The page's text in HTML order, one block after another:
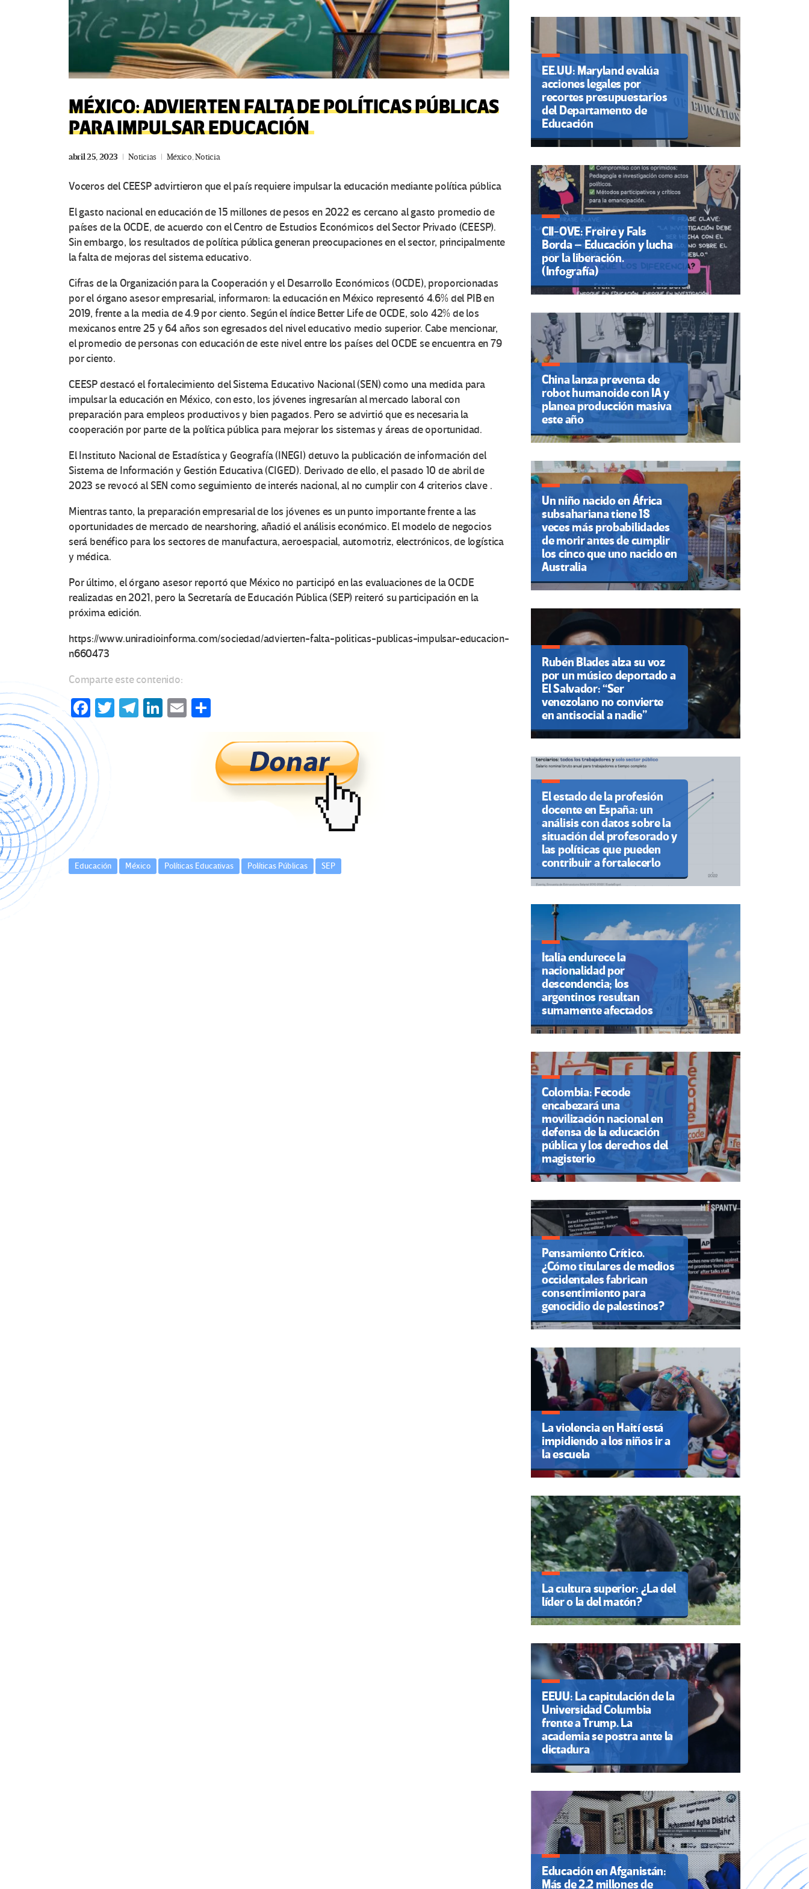
MÉXICO: ADVIERTEN FALTA DE POLÍTICAS PÚBLICAS
PARA IMPULSAR EDUCACIÓN
abril 25, 2023 Noticias México,Noticia
Voceros del CEESP advirtieron que el país requiere impulsar la educación mediante política pública
El gasto nacional en educación de 15 millones de pesos en 2022 es cercano al gasto promedio de
países de la OCDE, de acuerdo con el Centro de Estudios Económicos del Sector Privado (CEESP).
Sin embargo, los resultados de política pública generan preocupaciones en el sector, principalmente
la falta de mejoras del sistema educativo.
Cifras de la Organización para la Cooperación y el Desarrollo Económicos (OCDE), proporcionadas
por el órgano asesor empresarial, informaron: la educación en México representó 4.6% del PIB en
2019, frente a la media de 4.9 por ciento. Según el índice Better Life de OCDE, solo 42% de los
mexicanos entre 25 y 64 años son egresados del nivel educativo medio superior. Cabe mencionar,
el promedio de personas con educación de este nivel entre los países del OCDE se encuentra en 79
por ciento.
CEESP destacó el fortalecimiento del Sistema Educativo Nacional (SEN) como una medida para
impulsar la educación en México, con esto, los jóvenes ingresarían al mercado laboral con
preparación para empleos productivos y bien pagados. Pero se advirtió que es necesaria la
cooperación por parte de la política pública para mejorar los sistemas y áreas de oportunidad.
El Instituto Nacional de Estadística y Geografía (INEGI) detuvo la publicación de información del
Sistema de Información y Gestión Educativa (CIGED). Derivado de ello, el pasado 10 de abril de
2023 se revocó al SEN como seguimiento de interés nacional, al no cumplir con 4 criterios clave .
Mientras tanto, la preparación empresarial de los jóvenes es un punto importante frente a las
oportunidades de mercado de nearshoring, añadió el análisis económico. El modelo de negocios
será benéfico para los sectores de manufactura, aeroespacial, automotriz, electrónicos, de logística
y médica.
Por último, el órgano asesor reportó que México no participó en las evaluaciones de la OCDE
realizadas en 2021, pero la Secretaría de Educación Pública (SEP) reiteró su participación en la
próxima edición.
https://www.uniradioinforma.com/sociedad/advierten-falta-politicas-publicas-impulsar-educacion-
n660473
Comparte este contenido:
Fa
b
o
o
k
T
Te Li
E
m
p
ar
Educación México Políticas Educativas Políticas Públicas SEP
EE.UU: Maryland evalúa
acciones legales por
recortes presupuestarios
del Departamento de
Educación
CII-OVE: Freire y Fals
Borda – Educación y lucha
por la liberación.
(Infografía)
China lanza preventa de
robot humanoide con IA y
planea producción masiva
este año
Un niño nacido en África
subsahariana tiene 18
veces más probabilidades
de morir antes de cumplir
los cinco que uno nacido en
Australia
Rubén Blades alza su voz
por un músico deportado a
El Salvador: “Ser
venezolano no convierte
en antisocial a nadie”
El estado de la profesión
docente en España: un
análisis con datos sobre la
situación del profesorado y
las políticas que pueden
contribuir a fortalecerlo
Italia endurece la
nacionalidad por
descendencia; los
argentinos resultan
sumamente afectados
Colombia: Fecode
encabezará una
movilización nacional en
defensa de la educación
pública y los derechos del
magisterio
Pensamiento Crítico.
¿Cómo titulares de medios
occidentales fabrican
consentimiento para
genocidio de palestinos?
La violencia en Haití está
impidiendo a los niños ir a
la escuela
La cultura superior: ¿La del
líder o la del matón?
EEUU: La capitulación de la
Universidad Columbia
frente a Trump. La
academia se postra ante la
dictadura
Educación en Afganistán:
Más de 2.2 millones de